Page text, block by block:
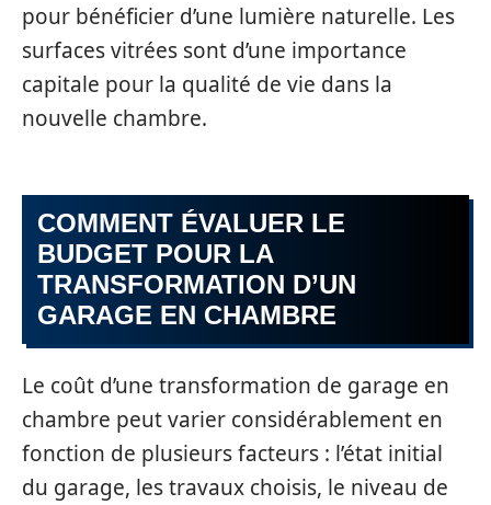
pour bénéficier d’une lumière naturelle. Les
surfaces vitrées sont d’une importance
capitale pour la qualité de vie dans la
nouvelle chambre.
COMMENT ÉVALUER LE
BUDGET POUR LA
TRANSFORMATION D’UN
GARAGE EN CHAMBRE
Le coût d’une transformation de garage en
chambre peut varier considérablement en
fonction de plusieurs facteurs : l’état initial
du garage, les travaux choisis, le niveau de